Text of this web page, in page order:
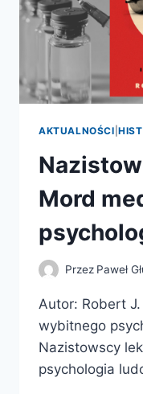
AKTUALNOŚCI |
Mord
Przez Paweł
Autor: Robert
wybitnego
Nazistowscy
psychologia